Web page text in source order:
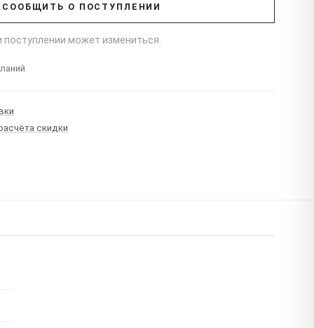
СООБЩИТЬ О ПОСТУПЛЕНИИ
поступлении может измениться.
скидки